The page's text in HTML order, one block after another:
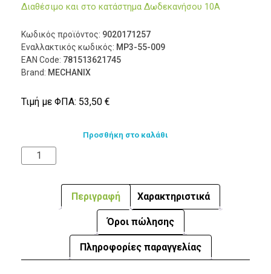
Διαθέσιμο και στο κατάστημα Δωδεκανήσου 10Α
Κωδικός προϊόντος: 9020171257
Εναλλακτικός κωδικός: MP3-55-009
EAN Code: 781513621745
Brand: MECHANIX
Τιμή με ΦΠΑ: 53,50 €
Προσθήκη στο καλάθι
Περιγραφή Χαρακτηριστικά
Όροι πώλησης
Πληροφορίες παραγγελίας